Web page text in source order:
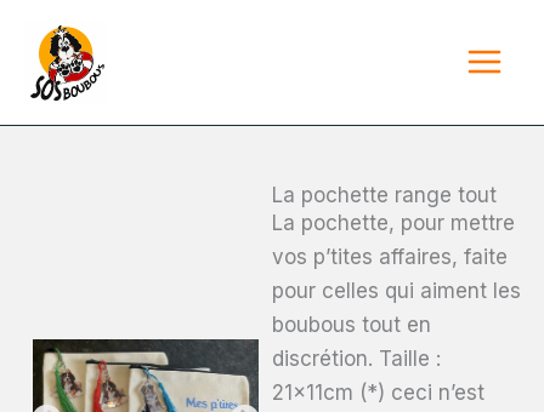
contenu
La pochette range tout
La pochette, pour mettre
vos p’tites affaires, faite
pour celles qui aiment les
boubous tout en
discrétion. Taille :
21x11cm (*) ceci n’est